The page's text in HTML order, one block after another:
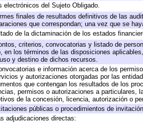
electrónicos del Sujeto Obligado.
finales de resultados definitivos de las
que correspondan; una vez que se
de la dictaminación de los estados
criterios, convocatorias y listado de
en los términos de las disposiciones
y destino de dichos recursos.
e información acerca de los
y autorizaciones otorgadas por las
que contengan los resultados de los
permisos o autorizaciones a particulares,
de la concesión, licencia, autorización o
públicas o procedimientos de
adjudicaciones directas: